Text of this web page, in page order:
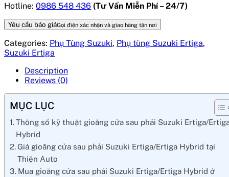
Hotline: 0986 548 436 (Tư Vấn Miễn Phí – 24/7)
Yêu cầu báo giáGọi điện xác nhận và giao hàng tận nơi
Categories: Phụ Tùng Suzuki, Phụ tùng Suzuki Ertiga,
Suzuki Ertiga
Description
Reviews (0)
MỤC LỤC
Thông số kỹ thuật gioăng cửa sau phải Suzuki Ertiga/
Hybrid
Giá gioăng cửa sau phải Suzuki Ertiga/Ertiga Hybrid tại
Thiện Auto
Mua gioăng cửa sau phải Suzuki Ertiga/Ertiga Hybrid ở